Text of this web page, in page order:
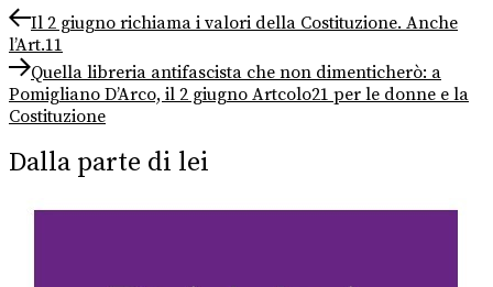
Navigazione
articoli
Previous
post:
Il 2 giugno richiama i valori della Costituzione. Anche
l’Art.11
Next
post:
Quella libreria antifascista che non dimenticherò: a
Pomigliano D’Arco, il 2 giugno Artcolo21 per le donne e la
Costituzione
Dalla parte di lei